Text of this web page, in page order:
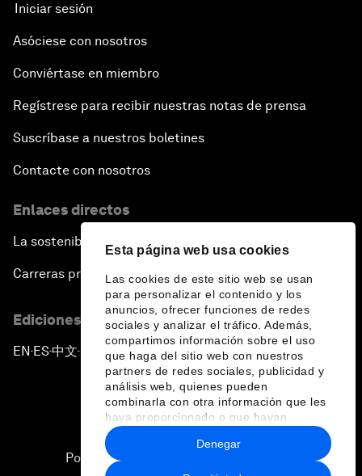
Esta página web usa cookies
Las cookies de este sitio web se usan
para personalizar el contenido y los
anuncios, ofrecer funciones de redes
sociales y analizar el tráfico. Además,
compartimos información sobre el uso
que haga del sitio web con nuestros
partners de redes sociales, publicidad y
análisis web, quienes pueden
combinarla con otra información que les
haya proporcionado o que hayan
recopilado a partir del uso que haya
hecho de sus servicios.
Denegar
Iniciar sesión
Asóciese con nosotros
Conviértase en miembro
Regístrese para recibir nuestras notas de prensa
Suscríbase a nuestros boletines
Contacte con nosotros
Enlaces directos
La sostenibilidad en el Foro
Carreras profesionales
Ediciones en otros idiomas
EN ▪ ES▪中文▪ 日本語
Política de privacidad y normas de uso